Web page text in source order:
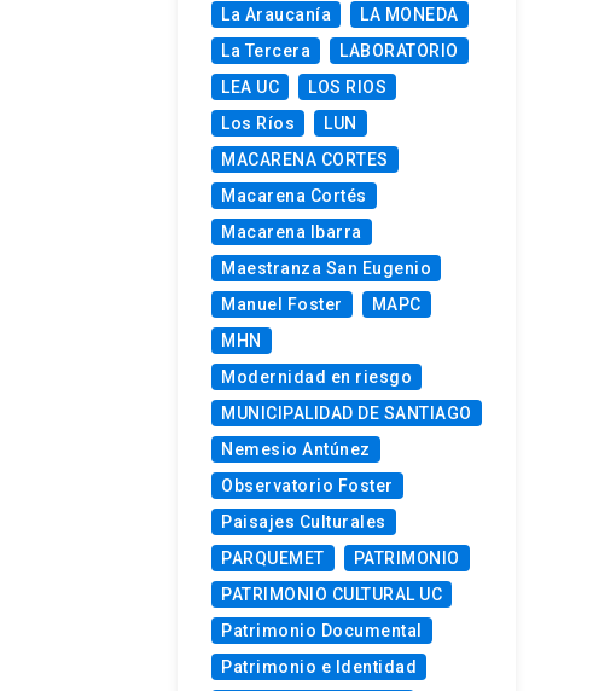
La Araucanía
LA MONEDA
La Tercera
LABORATORIO
LEA UC
LOS RIOS
Los Ríos
LUN
MACARENA CORTES
Macarena Cortés
Macarena Ibarra
Maestranza San Eugenio
Manuel Foster
MAPC
MHN
Modernidad en riesgo
MUNICIPALIDAD DE SANTIAGO
Nemesio Antúnez
Observatorio Foster
Paisajes Culturales
PARQUEMET
PATRIMONIO
PATRIMONIO CULTURAL UC
Patrimonio Documental
Patrimonio e Identidad